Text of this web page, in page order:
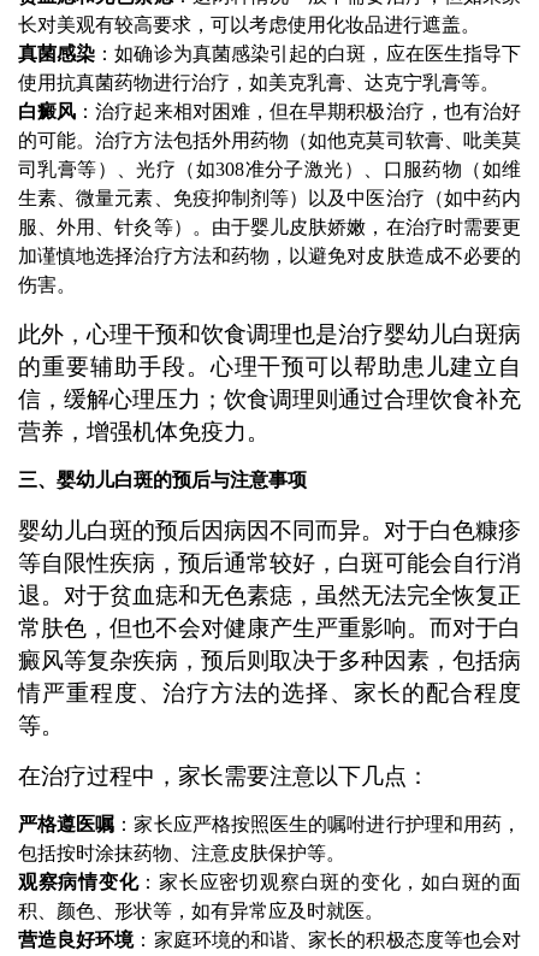
长对美观有较高要求，可以考虑使用化妆品进行遮盖。
真菌感染 ：如确诊为真菌感染引起的白斑，应在医生指导下
使用抗真菌药物进行治疗，如美克乳膏、达克宁乳膏等。
白癜风 ：治疗起来相对困难，但在早期积极治疗，也有治好
的可能。治疗方法包括外用药物（如他克莫司软膏、吡美莫
司乳膏等）、光疗（如308准分子激光）、口服药物（如维
生素、微量元素、免疫抑制剂等）以及中医治疗（如中药内
服、外用、针灸等）。由于婴儿皮肤娇嫩，在治疗时需要更
加谨慎地选择治疗方法和药物，以避免对皮肤造成不必要的
伤害。
此外，心理干预和饮食调理也是治疗婴幼儿白斑病
的重要辅助手段。心理干预可以帮助患儿建立自
信，缓解心理压力；饮食调理则通过合理饮食补充
营养，增强机体免疫力。
三、婴幼儿白斑的预后与注意事项
婴幼儿白斑的预后因病因不同而异。对于白色糠疹
等自限性疾病，预后通常较好，白斑可能会自行消
退。对于贫血痣和无色素痣，虽然无法完全恢复正
常肤色，但也不会对健康产生严重影响。而对于白
癜风等复杂疾病，预后则取决于多种因素，包括病
情严重程度、治疗方法的选择、家长的配合程度
等。
在治疗过程中，家长需要注意以下几点：
严格遵医嘱 ：家长应严格按照医生的嘱咐进行护理和用药，
包括按时涂抹药物、注意皮肤保护等。
观察病情变化：家长应密切观察白斑的变化，如白斑的面
积、颜色、形状等，如有异常应及时就医。
营造良好环境：家庭环境的和谐、家长的积极态度等也会对